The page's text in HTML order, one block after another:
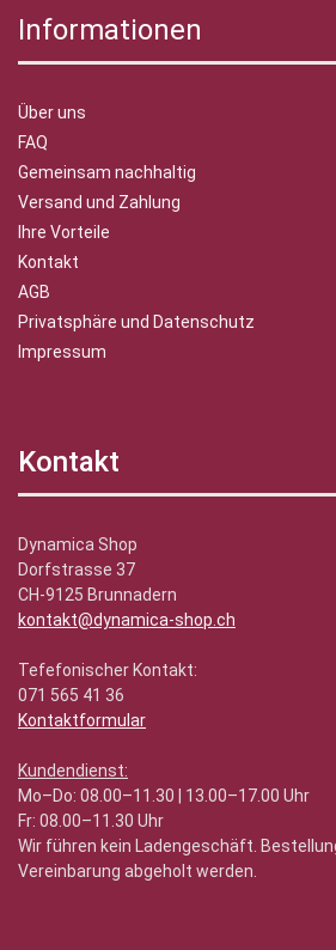
Informationen
Über uns
FAQ
Gemeinsam nachhaltig
Versand und Zahlung
Ihre Vorteile
Kontakt
AGB
Privatsphäre und Datenschutz
Impressum
Kontakt
Dynamica Shop
Dorfstrasse 37
CH-9125 Brunnadern
kontakt@dynamica-shop.ch
Tefefonischer Kontakt:
071 565 41 36
Kontaktformular
Kundendienst:
Mo–Do: 08.00–11.30 | 13.00–17.00 Uhr
Fr: 08.00–11.30 Uhr
Wir führen kein Ladengeschäft.
Vereinbarung abgeholt werden.